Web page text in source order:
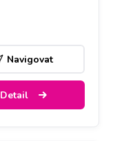
Navigovat
Detail